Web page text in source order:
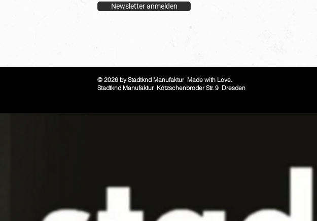
Newsletter anmelden
© 2026 by Stadtknd Manufaktur Made with Love.
Stadtknd Manufaktur Kötzschenbroder Str. 9 Dresden